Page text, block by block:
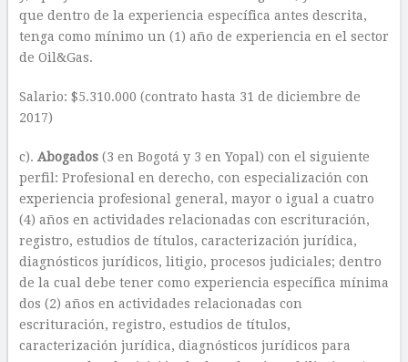
que dentro de la experiencia específica antes descrita,
tenga como mínimo un (1) año de experiencia en el sector
de Oil&Gas.
Salario: $5.310.000 (contrato hasta 31 de diciembre de
2017)
c). Abogados (3 en Bogotá y 3 en Yopal) con el siguiente
perfil: Profesional en derecho, con especialización con
experiencia profesional general, mayor o igual a cuatro
(4) años en actividades relacionadas con escrituración,
registro, estudios de títulos, caracterización jurídica,
diagnósticos jurídicos, litigio, procesos judiciales; dentro
de la cual debe tener como experiencia específica mínima
dos (2) años en actividades relacionadas con
escrituración, registro, estudios de títulos,
caracterización jurídica, diagnósticos jurídicos para